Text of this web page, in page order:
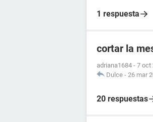
1 respuesta
cortar la
adriana1684 - 7 oct
Dulce - 26 mar
20 respuestas